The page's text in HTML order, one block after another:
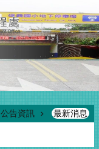
公告資訊 最新消息